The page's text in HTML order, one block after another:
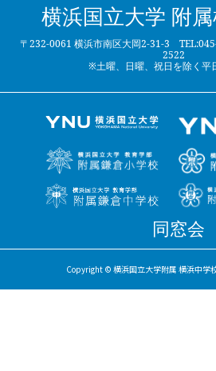
横浜国立大学 附
〒232-0061 横浜市南区大岡2-31-3
2522
※土曜、日曜、祝日を除く平
同窓会
Copyright © 横浜国立大学附属 横浜中学